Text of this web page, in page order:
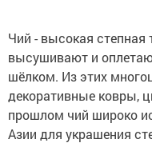
Чий - высокая степная
высушивают и
шёлком. Из этих
декоративные ковры,
прошлом чий широко
Азии для украшения